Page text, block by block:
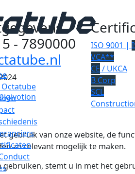
- 7890000
ISO 9001 |
VCA**
CE / UKCA
B Corp
SCL
gebruik van onze website, de
zo relevant mogelijk te maken.
stemt u in met het